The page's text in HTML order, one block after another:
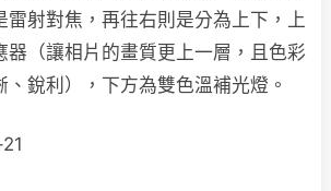
雷射對焦，再往右則是分為上下，上
器（讓相片的畫質更上一層，且色彩
、銳利），下方為雙色溫補光燈。